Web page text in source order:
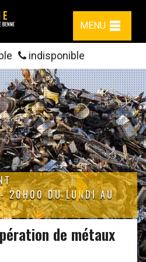
MENU
indisponible
20H00 DU LUNDI AU
de métaux